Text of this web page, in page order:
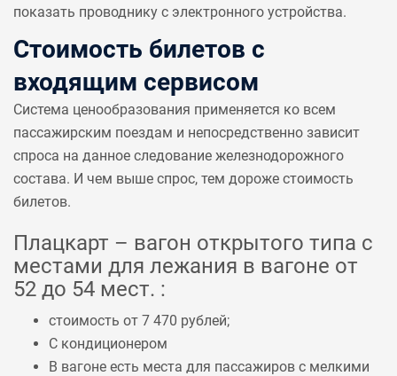
показать проводнику с электронного устройства.
Стоимость билетов с
входящим сервисом
Система ценообразования применяется ко всем
пассажирским поездам и непосредственно зависит
спроса на данное следование железнодорожного
состава. И чем выше спрос, тем дороже стоимость
билетов.
Плацкарт – вагон открытого типа с
местами для лежания в вагоне от
52 до 54 мест. :
стоимость от 7 470 рублей;
С кондиционером
В вагоне есть места для пассажиров с мелкими